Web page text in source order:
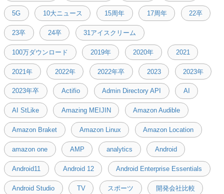
5G 10大ニュース 15周年 17周年 22卒
23卒 24卒 31アイスクリーム
100万ダウンロード 2019年 2020年 2021
2021年 2022年 2022年卒 2023 2023年
2023年卒 Actifio Admin Directory API AI
AI StLike Amazing MEIJIN Amazon Audible
Amazon Braket Amazon Linux Amazon Location
amazon one AMP analytics Android
Android11 Android 12 Android Enterprise Essentials
Android Studio TV スポーツ 開発会社比較